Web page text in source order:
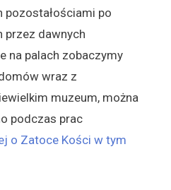
pozostałościami po
przez dawnych
na palach zobaczymy
wraz z
muzeum, można
podczas prac
o Zatoce Kości w tym